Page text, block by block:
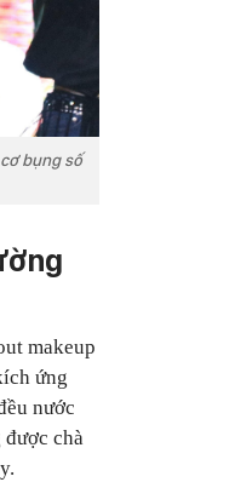
bụng số
makeup
ứng
nước
được chà